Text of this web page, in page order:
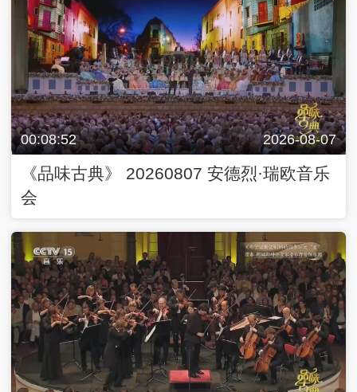
00:08:52 2026-08-07
《品味古典》 20260807 安德烈·瑞欧音乐
会